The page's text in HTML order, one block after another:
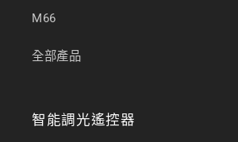
M66
全部產品
智能調光遙控器